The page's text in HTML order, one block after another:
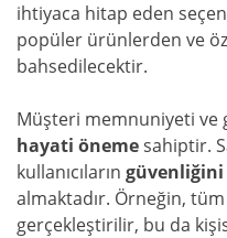
ihtiyaca hitap eden
popüler ürünlerden ve
bahsedilecektir.
Müşteri memnuniyeti ve
hayati önemesahiptir.
kullanıcıların güvenliğini
almaktadır. Örneğin,
gerçekleştirilir, bu da